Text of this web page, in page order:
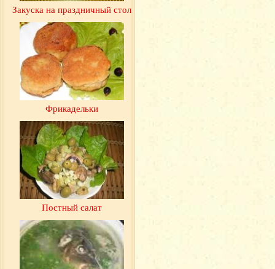
Закуска на праздничный стол
Фрикадельки
Постный салат